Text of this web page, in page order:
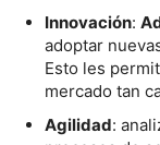
Innovación:
adoptar
Esto les
mercado tan
Agilidad: